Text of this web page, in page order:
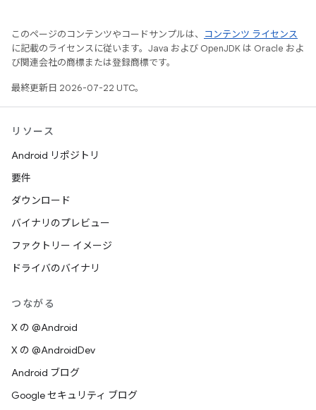
このページのコンテンツやコードサンプルは、
コンテンツ ライセンス
に記載のライセンスに従います。Java および OpenJDK は Oracle およ
び関連会社の商標または登録商標です。
最終更新日 2026-07-22 UTC。
リソース
Android リポジトリ
要件
ダウンロード
バイナリのプレビュー
ファクトリー イメージ
ドライバのバイナリ
つながる
X の @Android
X の @AndroidDev
Android ブログ
Google セキュリティ ブログ